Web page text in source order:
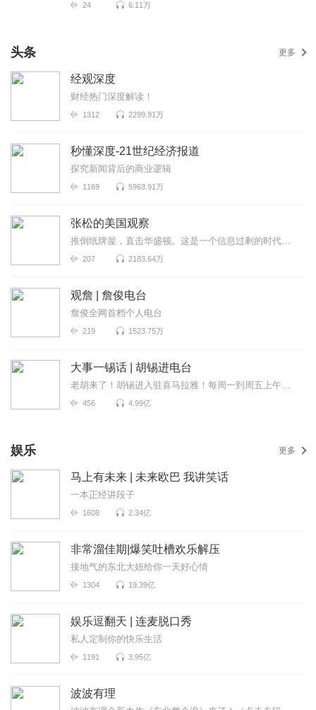
24 6.11万
头条 更多
经观深度
财经热门深度解读！
1312 2299.91万
秒懂深度-21世纪经济报道
探究新闻背后的商业逻辑
1169 5963.91万
张松的美国观察
推倒纸牌屋，直击华盛顿。这是一个信息过剩的时代，也是一个真相迷离的时代。美国既是中国发展最重要的...
207 2183.64万
观詹 | 詹俊电台
詹俊全网首档个人电台
219 1523.75万
大事一锡话 | 胡锡进电台
老胡来了！胡锡进入驻喜马拉雅！每周一到周五上午喜马拉雅独家呈现，胡锡进为全网听众拨开重重迷雾，听...
456 4.99亿
娱乐 更多
马上有未来 | 未来欧巴 我讲笑话
一本正经讲段子
1608 2.34亿
非常溜佳期|爆笑吐槽欢乐解压
接地气的东北大妞给你一天好心情
1304 19.39亿
娱乐逗翻天 | 连麦脱口秀
私人定制你的快乐生活
1191 3.95亿
波波有理